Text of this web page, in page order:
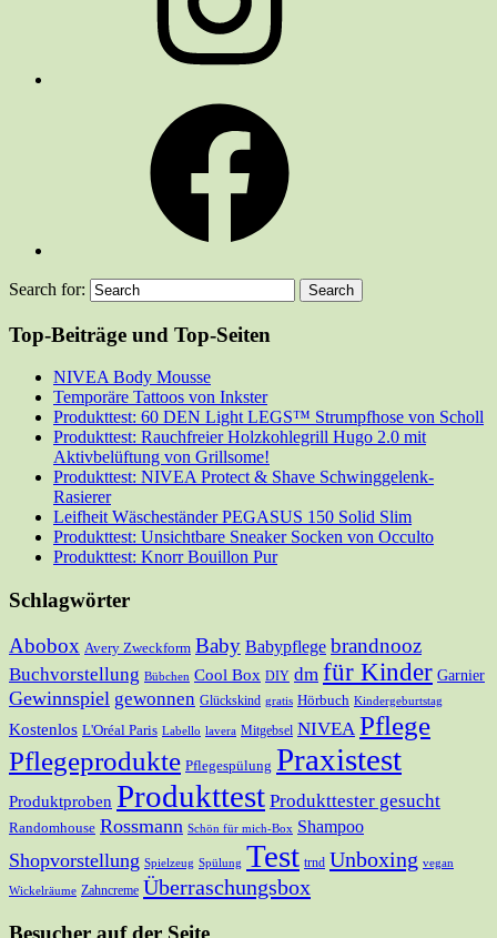
Search for:
Top-Beiträge und Top-Seiten
NIVEA Body Mousse
Temporäre Tattoos von Inkster
Produkttest: 60 DEN Light LEGS™ Strumpfhose von Scholl
Produkttest: Rauchfreier Holzkohlegrill Hugo 2.0 mit
Aktivbelüftung von Grillsome!
Produkttest: NIVEA Protect & Shave Schwinggelenk-
Rasierer
Leifheit Wäscheständer PEGASUS 150 Solid Slim
Produkttest: Unsichtbare Sneaker Socken von Occulto
Produkttest: Knorr Bouillon Pur
Schlagwörter
Abobox Avery Zweckform Baby Babypflege brandnooz
Buchvorstellung Bübchen Cool Box DIY dm für Kinder Garnier
Gewinnspiel gewonnen Glückskind gratis Hörbuch Kindergeburtstag
Kostenlos L'Oréal Paris Labello lavera Mitgebsel NIVEA Pflege
Pflegeprodukte Pflegespülung Praxistest
Produktproben Produkttest Produkttester gesucht
Randomhouse Rossmann Schön für mich-Box Shampoo
Shopvorstellung Spielzeug Spülung Test trnd Unboxing vegan
Wickelräume Zahncreme Überraschungsbox
Besucher auf der Seite